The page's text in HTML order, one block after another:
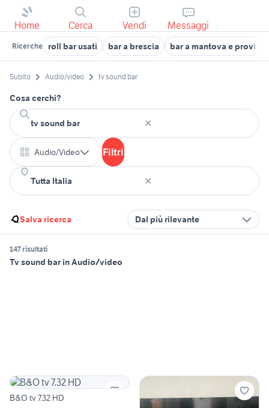
Home Cerca Vendi Messaggi
Ricerche roll bar usati bar a brescia bar a mantova e
Subito Audio/video tv sound bar
Cosa cerchi?
Audio/Video Filtri
Salva ricerca Dal più rilevante
147 risultati
Tv sound bar in Audio/video
B&O tv 7.32 HD